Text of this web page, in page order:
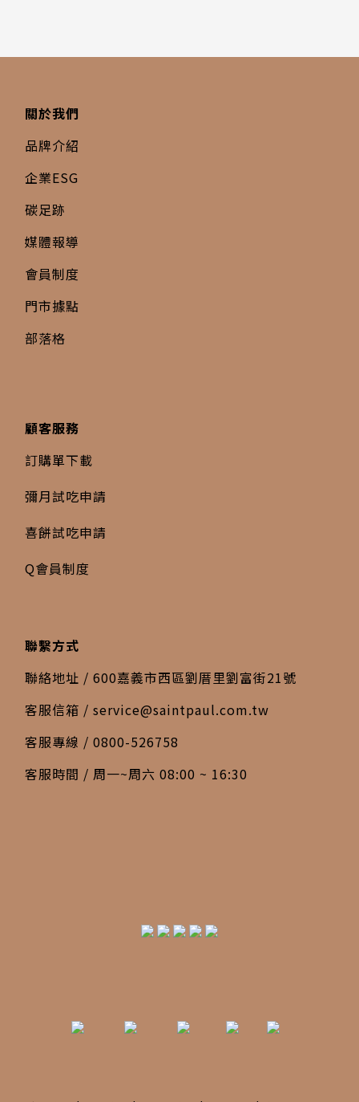
關於我們
品牌介紹
企業ESG
碳足跡
媒體報導
會員制度
門市據點
部落格
顧客服務
訂購單下載
彌月試吃申請
喜餅試吃申請
Q會員制度
聯繫方式
聯絡地址 / 600嘉義市西區劉厝里劉富街21號
客服信箱 / service@saintpaul.com.tw
客服專線 / 0800-526758
客服時間 / 周一~周六 08:00 ~ 16:30